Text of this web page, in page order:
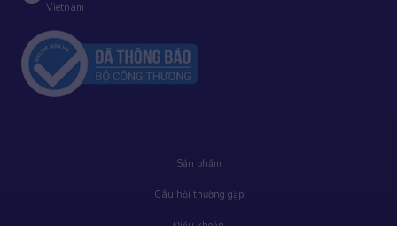
Vietnam
Sản phẩm
Câu hỏi thường gặp